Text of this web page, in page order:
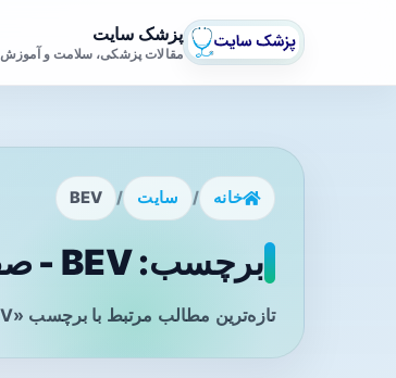
پزشک سایت
مقالات پزشکی، سلامت و آموزش
خانه / سایت /
BEV
برچسب: BEV - صفحه 1
تازه‌ترین مطالب مرتبط با برچسب «BEV» را در این صفحه مشاهده می‌کنید.